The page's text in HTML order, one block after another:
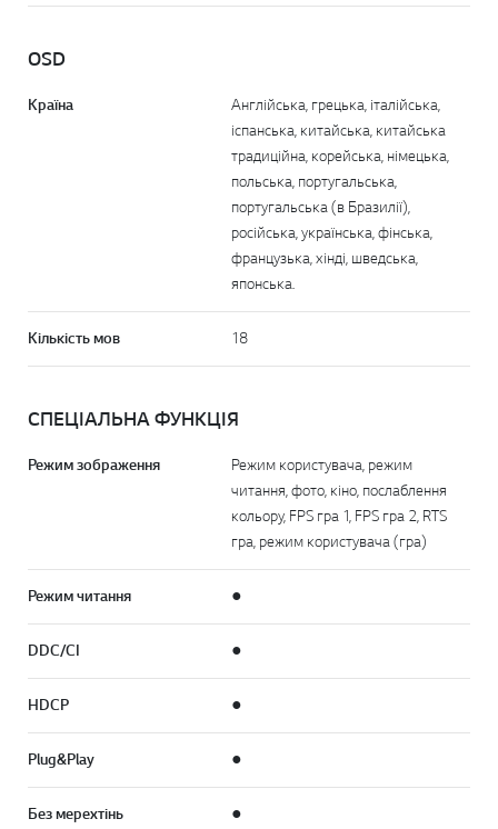
OSD
Країна
Англійська, грецька, італійська,
іспанська, китайська, китайська
традиційна, корейська, німецька,
польська, португальська,
португальська (в Бразилії),
російська, українська, фінська,
французька, хінді, шведська,
японська.
Кількість мов 18
СПЕЦІАЛЬНА ФУНКЦІЯ
Режим зображення
Режим користувача, режим
читання, фото, кіно, послаблення
кольору, FPS гра 1, FPS гра 2, RTS
гра, режим користувача (гра)
Режим читання ●
DDC/CI ●
HDCP ●
Plug & Play ●
Без мерехтінь ●